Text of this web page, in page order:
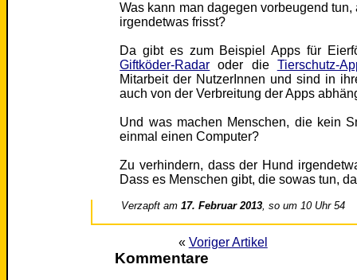
Was kann man dagegen vorbeugend
irgendetwas frisst?
Da gibt es zum Beispiel Apps für
Giftköder-Radar oder die Tierschutz-
Mitarbeit der NutzerInnen und sind in
auch von der Verbreitung der Apps
Und was machen Menschen, die kein
einmal einen Computer?
Zu verhindern, dass der Hund
Dass es Menschen gibt, die sowas tun,
Verzapft am17. Februar 2013, so um 10 Uhr 54
« Voriger Artikel
Kommentare